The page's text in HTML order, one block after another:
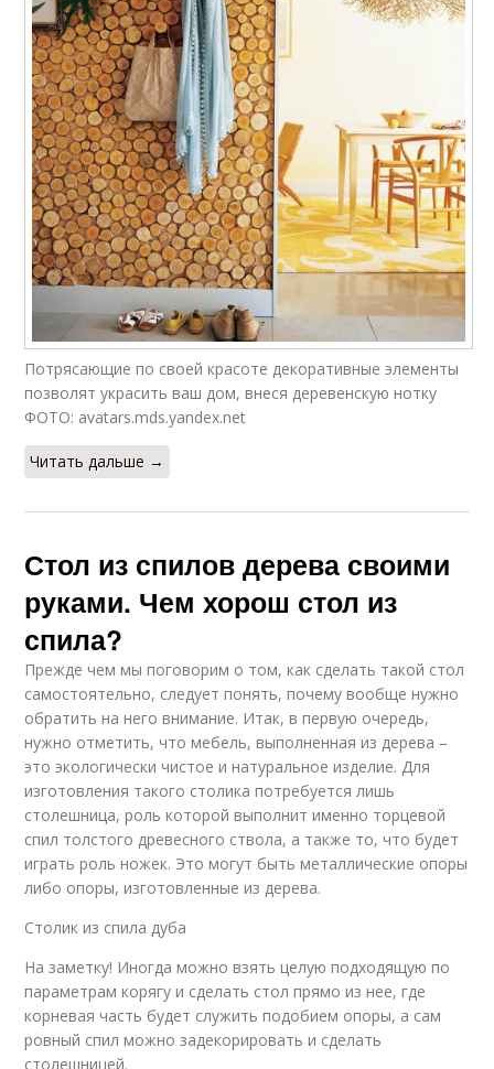
Потрясающие по своей красоте декоративные элементы
позволят украсить ваш дом, внеся деревенскую нотку
ФОТО: avatars.mds.yandex.net
Читать дальше →
Стол из спилов дерева своими
руками. Чем хорош стол из
спила?
Прежде чем мы поговорим о том, как сделать такой стол
самостоятельно, следует понять, почему вообще нужно
обратить на него внимание. Итак, в первую очередь,
нужно отметить, что мебель, выполненная из дерева –
это экологически чистое и натуральное изделие. Для
изготовления такого столика потребуется лишь
столешница, роль которой выполнит именно торцевой
спил толстого древесного ствола, а также то, что будет
играть роль ножек. Это могут быть металлические опоры
либо опоры, изготовленные из дерева.
Столик из спила дуба
На заметку! Иногда можно взять целую подходящую по
параметрам корягу и сделать стол прямо из нее, где
корневая часть будет служить подобием опоры, а сам
ровный спил можно задекорировать и сделать
столешницей.